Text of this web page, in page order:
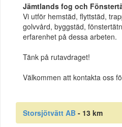
Jämtlands fog och
Vi utför hemstäd, flyttstäd,
golvvård, byggstäd,
erfarenhet på dessa arbeten.
Tänk på rutavdraget!
Välkommen att kontakta oss
Storsjötvätt AB - 13 km